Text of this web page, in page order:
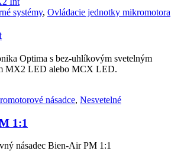
systémy, Ovládacie jednotky mikromotora
Optima s bez-uhlíkovým svetelným
MX2 LED alebo MCX LED.
násadce, Nesvetelné
1:1
násadec Bien-Air PM 1:1